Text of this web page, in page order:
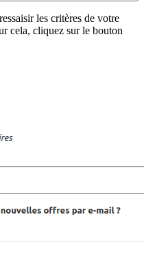
les critères de votre
cela, cliquez sur le bouton